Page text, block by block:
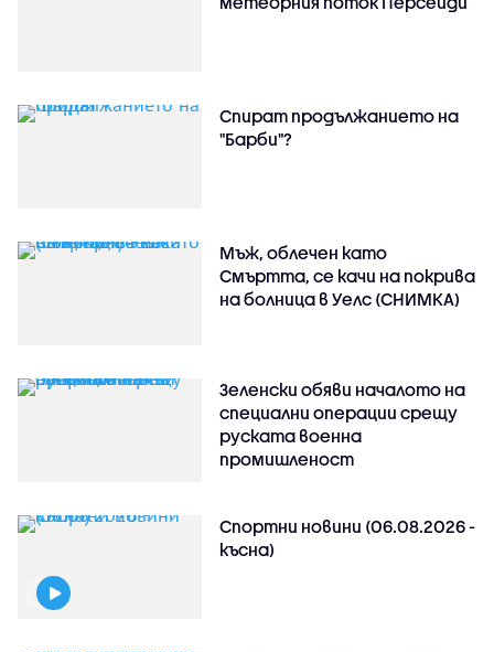
Спират продължанието на
"Барби"?
Мъж, облечен като
Смъртта, се качи на покрива
на болница в Уелс (СНИМКА)
Зеленски обяви началото на
специални операции срещу
руската военна
промишленост
Спортни новини (06.08.2026 -
късна)